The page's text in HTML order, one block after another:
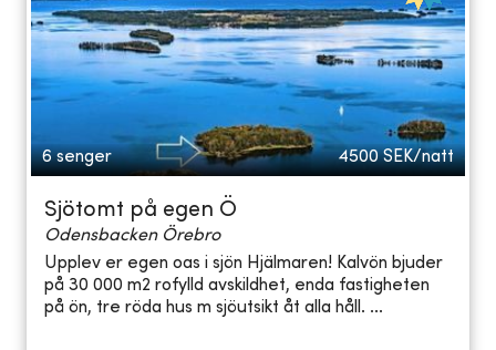
6 senger 4500 SEK/natt
Sjötomt på egen Ö
Odensbacken Örebro
Upplev er egen oas i sjön Hjälmaren! Kalvön bjuder
på 30 000 m2 rofylld avskildhet, enda fastigheten
på ön, tre röda hus m sjöutsikt åt alla håll. ...